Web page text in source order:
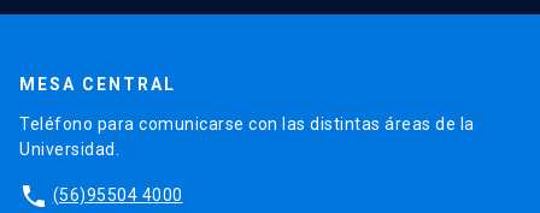
MESA CENTRAL
Teléfono para comunicarse con las distintas áreas de la
Universidad.
phone (56)95504 4000